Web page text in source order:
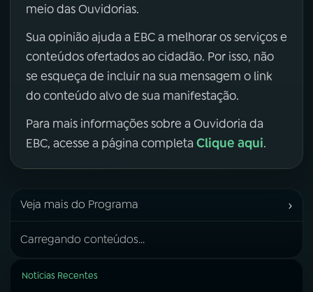
meio das Ouvidorias.
Sua opinião ajuda a EBC a melhorar os serviços e
conteúdos ofertados ao cidadão. Por isso, não
se esqueça de incluir na sua mensagem o link
do conteúdo alvo de sua manifestação.
Para mais informações sobre a Ouvidoria da
EBC, acesse a página completa Clique aqui.
Veja mais do Programa ›
Carregando conteúdos...
Notícias Recentes